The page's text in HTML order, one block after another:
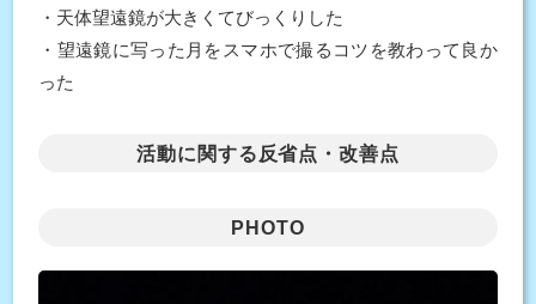
・天体望遠鏡が大きくてびっくりした
・望遠鏡に写った月をスマホで撮るコツを教わって良か
った
活動に関する反省点・改善点
PHOTO